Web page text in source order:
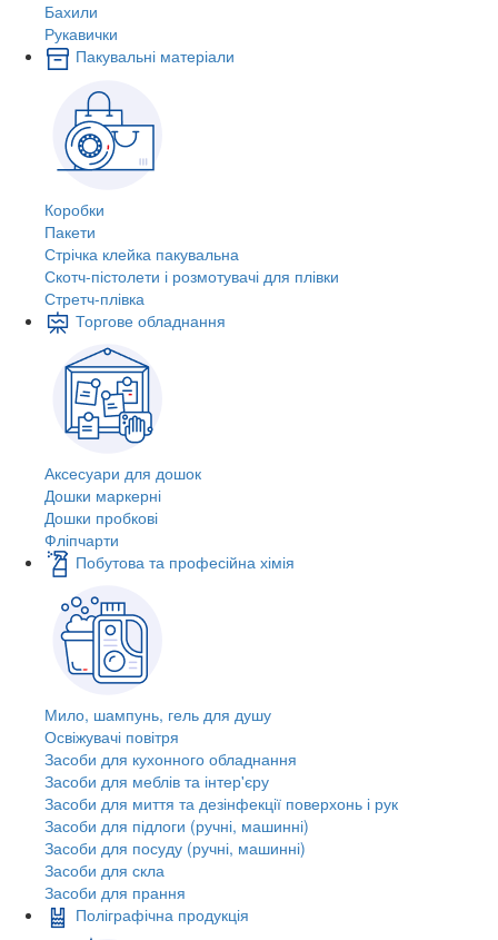
Бахили
Рукавички
Пакувальні матеріали
Коробки
Пакети
Стрічка клейка пакувальна
Скотч-пістолети і розмотувачі для плівки
Стретч-плівка
Торгове обладнання
Аксесуари для дошок
Дошки маркерні
Дошки пробкові
Фліпчарти
Побутова та професійна хімія
Мило, шампунь, гель для душу
Освіжувачі повітря
Засоби для кухонного обладнання
Засоби для меблів та інтер'єру
Засоби для миття та дезінфекції поверхонь і рук
Засоби для підлоги (ручні, машинні)
Засоби для посуду (ручні, машинні)
Засоби для скла
Засоби для прання
Поліграфічна продукція